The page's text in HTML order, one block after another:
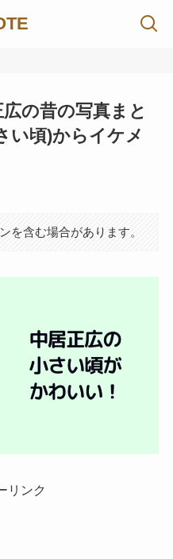
広の昔の写真まと
い頃)からイケメ
を含む場合があります。
リンク